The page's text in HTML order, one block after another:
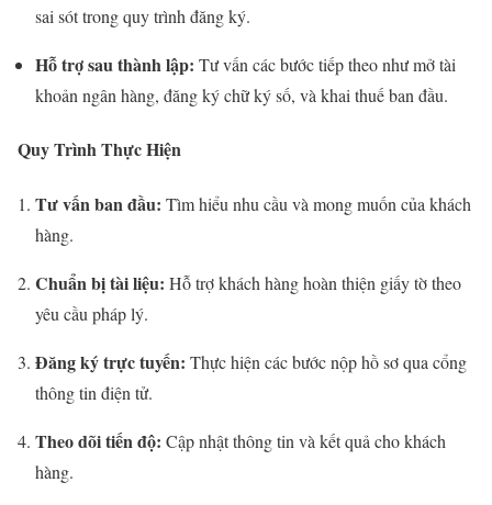
sai sót trong quy trình đăng ký.
Hỗ trợ sau thành lập: Tư vấn các bước tiếp theo như mở tài
khoản ngân hàng, đăng ký chữ ký số, và khai thuế ban đầu.
Quy Trình Thực Hiện
Tư vấn ban đầu: Tìm hiểu nhu cầu và mong muốn của khách
hàng.
Chuẩn bị tài liệu: Hỗ trợ khách hàng hoàn thiện giấy tờ theo
yêu cầu pháp lý.
Đăng ký trực tuyến: Thực hiện các bước nộp hồ sơ qua cổng
thông tin điện tử.
Theo dõi tiến độ: Cập nhật thông tin và kết quả cho khách
hàng.